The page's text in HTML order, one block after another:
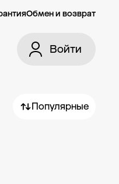
Обмен и возврат
Войти
Популярные